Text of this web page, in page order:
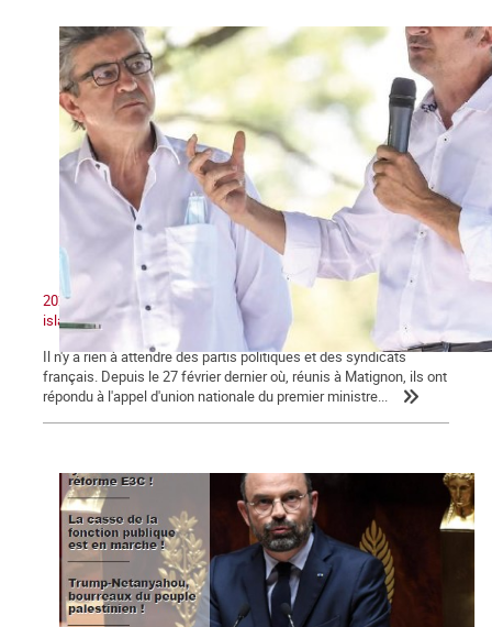
2020 : Unité nationale, patriotisme et lutte contre le séparatisme
islamiste
Il n'y a rien à attendre des partis politiques et des syndicats
français. Depuis le 27 février dernier où, réunis à Matignon, ils ont
répondu à l'appel d'union nationale du premier ministre...